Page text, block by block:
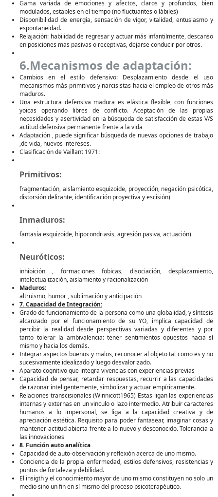
Gama variada de emociones y afectos, claros y profundos, bien
modulados, estables en el tiempo (no fluctuantes o lábiles)
Disponibilidad de energía, sensación de vigor, vitalidad, entusiasmo y
espontaneidad.
Relajación: habilidad de regresar y actuar más infantilmente, descanso
en posiciones mas pasivas o receptivas, dejarse conducir por otros.
6.Mecanismos de adaptación:
Cambios en el estilo defensivo: Desplazamiento desde el uso
mecanismos más primitivos y narcisistas hacia el empleo de otros más
maduros.
Una estructura defensiva madura es elástica flexible, con funciones
yoicas operando libres de conflicto. Aceptación de las propias
necesidades y asertividad en la búsqueda de satisfacción de estas V/S
actitud defensiva permanente frente a la vida
Adaptación , puede significar búsqueda de nuevas opciones de trabajo
,de vida, nuevos intereses.
Clasificación de Vaillant 1971:
Primitivos:
fragmentación, aislamiento esquizoide, proyección, negación psicótica,
distorsión delirante, identificación proyectiva y escisión)
Inmaduros:
fantasía esquizoide, hipocondriasis, agresión pasiva, actuación)
Neuróticos:
inhibición , formaciones fobicas, disociación, desplazamiento,
intelectualización, aislamiento y racionalización
Maduros:
altruismo, humor , sublimación y anticipación
7. Capacidad de Integración:
Grado de funcionamiento de la persona como una globalidad, y síntesis
alcanzado por el funcionamiento de su YO, implica capacidad de
percibir la realidad desde perspectivas variadas y diferentes y por
tanto tolerar la ambivalencia: tener sentimientos opuestos hacia sí
mismo y hacia los demás.
Integrar aspectos buenos y malos, reconocer al objeto tal como es y no
sucesivamente idealizado y luego desvalorizado.
Aparato cognitivo que integra vivencias con experiencias previas
Capacidad de pensar, retardar respuestas, recurrir a las capacidades
de razonar inteligentemente, simbolizar y actuar empíricamente.
Relaciones transcisionales (Winnicott1965) Estas ligan las experiencias
internas y externas en un vinculo o lazo intermedio. Atribuir caracteres
humanos a lo impersonal, se liga a la capacidad creativa y de
apreciación estética. Requisito para poder fantasear, imaginar cosas y
mantener actitud abierta frente a lo nuevo y desconocido. Tolerancia a
las innovaciones
8. Función auto analítica
Capacidad de auto-observación y reflexión acerca de uno mismo.
Conciencia de la propia enfermedad, estilos defensivos, resistencias y
puntos de fortaleza y debilidad.
El insigth y el conocimiento mayor de uno mismo constituyen no solo un
medio sino un fin en sí mismo del proceso psicoterapéutico.